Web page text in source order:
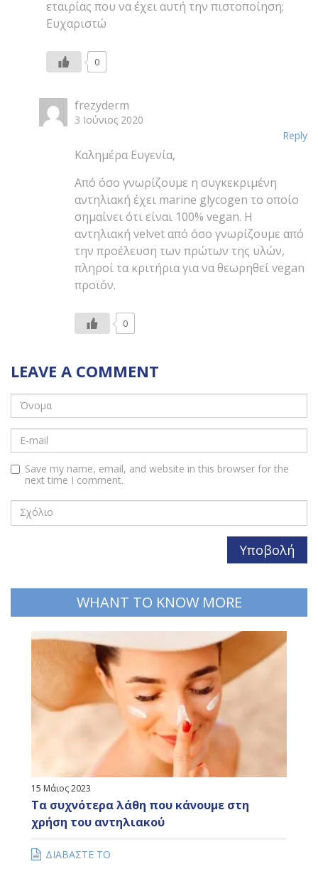
το συγκεκριμένο προϊόν είναι suitable for
vegans. Αν δεν είναι, υπάρχει κάποιο άλλο της
Ευχαριστώ
3 Ιούνιος 2020
Καλημέρα Ευγενία,
Από όσο γνωρίζουμε η συγκεκριμένη
αντηλιακή έχει marine glycogen το οποίο
σημαίνει ότι είναι 100% vegan. Η
αντηλιακή velvet από όσο γνωρίζουμε από
την προέλευση των πρώτων της υλών,
προϊόν.
LEAVE A COMMENT
Save my name, email, and website in this browser for the
next time I comment.
WHANT TO KNOW MORE
15 Μάιος 2023
χρήση του αντηλιακού